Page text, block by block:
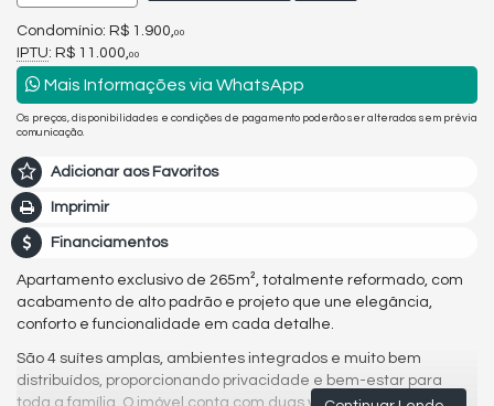
Condomínio: R$ 1.900, 00
IPTU: R$ 11.000, 00
Mais Informações via WhatsApp
Os preços, disponibilidades e condições de pagamento poderão ser alterados sem prévia
comunicação.
Adicionar aos Favoritos
Imprimir
Financiamentos
Apartamento exclusivo de 265m², totalmente reformado, com
acabamento de alto padrão e projeto que une elegância,
conforto e funcionalidade em cada detalhe.
São 4 suítes amplas, ambientes integrados e muito bem
distribuídos, proporcionando privacidade e bem-estar para
toda a família. O imóvel conta com duas varandas